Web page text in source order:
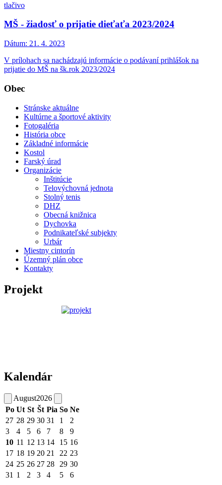
tlačivo
MŠ - žiadosť o prijatie dieťaťa 2023/2024
Dátum: 21. 4. 2023
V prílohach sa nachádzajú informácie o podávaní prihlášok na
prijatie do MŠ na šk.rok 2023/2024
Obec
Stránske aktuálne
Kultúrne a športové aktivity
Fotogaléria
História obce
Základné informácie
Kostol
Farský úrad
Organizácie
Inštitúcie
Telovýchovná jednota
Stolný tenis
DHZ
Obecná knižnica
Dychovka
Podnikateľské subjekty
Urbár
Miestny cintorín
Územný plán obce
Kontakty
Projekt
Kalendár
August2026
Po Ut St Št Pia So Ne
27 28 29 30 31 1
2
3
4 5 6 7 8
9
10 11 12 13 14 15 16
17 18 19 20 21 22 23
24 25 26 27 28 29 30
31 1 2 3 4 5 6